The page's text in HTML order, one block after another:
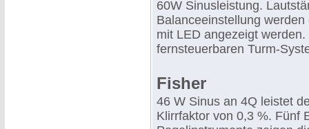
60W Sinusleistung.
Balanceeinstellung
mit LED angezeigt
fernsteuerbaren Turm-
Fisher
46 W Sinus an 4Q leistet
Klirrfaktor von 0,3 %. Fünf